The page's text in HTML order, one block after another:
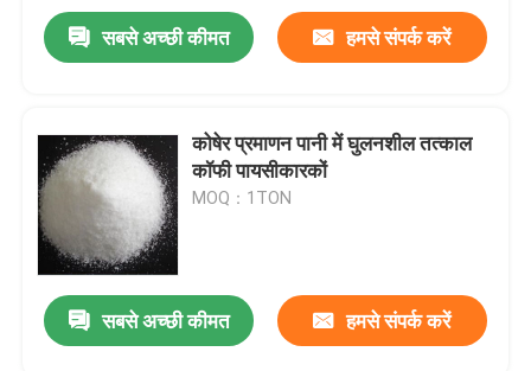
केक जेल
पीवीसी स्नेहक
ईपीई फोम एडिटिव
सबसे अच्छी कीमत हमसे संपर्क करें
कोषेर प्रमाणन पानी में घुलनशील तत्काल
कॉफी पायसीकारकों
MOQ：1TON
सबसे अच्छी कीमत हमसे संपर्क करें